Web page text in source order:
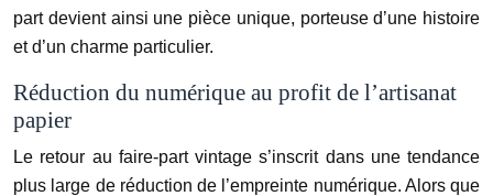
part devient ainsi une pièce unique, porteuse d’une histoire
et d’un charme particulier.
Réduction du numérique au profit de l’artisanat
papier
Le retour au faire-part vintage s’inscrit dans une tendance
plus large de réduction de l’empreinte numérique. Alors que